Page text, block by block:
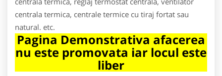
centrala termica, centrale termice cu tiraj fortat sau
natural. etc.
Pagina Demonstrativa afacerea
nu este promovata iar locul este
liber